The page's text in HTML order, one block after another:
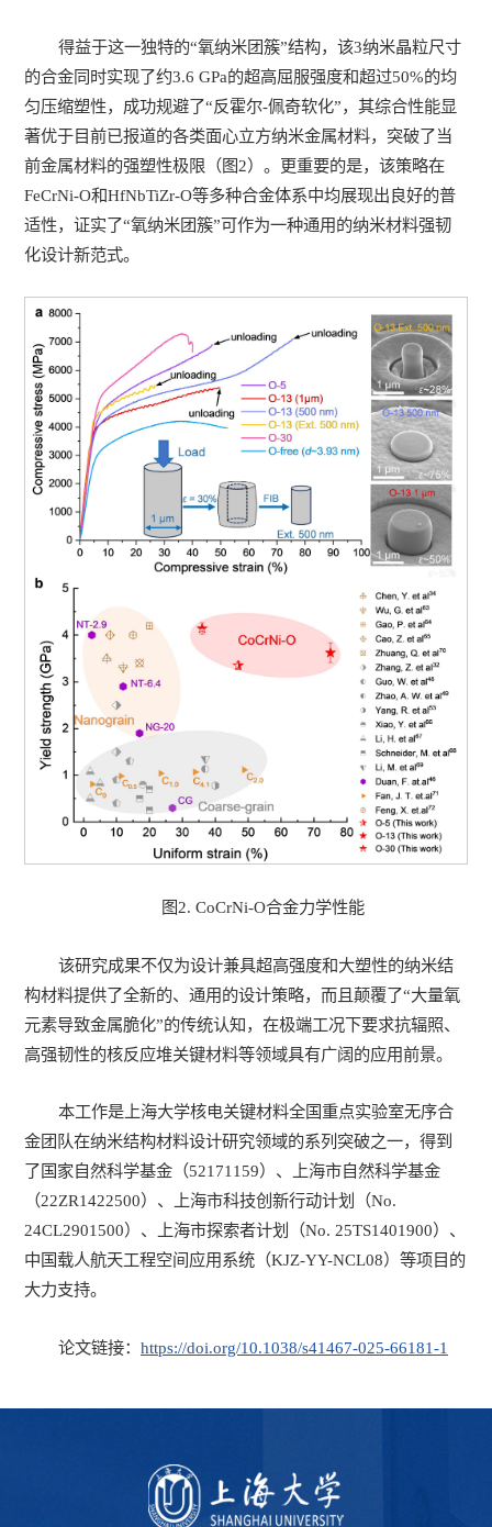
得益于这一独特的“氧纳米团簇”结构，该3纳米晶粒尺寸
的合金同时实现了约3.6 GPa的超高屈服强度和超过50%的均
匀压缩塑性，成功规避了“反霍尔-佩奇软化”，其综合性能显
著优于目前已报道的各类面心立方纳米金属材料，突破了当
前金属材料的强塑性极限（图2）。更重要的是，该策略在
FeCrNi-O和HfNbTiZr-O等多种合金体系中均展现出良好的普
适性，证实了“氧纳米团簇”可作为一种通用的纳米材料强韧
化设计新范式。
图2. CoCrNi-O合金力学性能
该研究成果不仅为设计兼具超高强度和大塑性的纳米结
构材料提供了全新的、通用的设计策略，而且颠覆了“大量氧
元素导致金属脆化”的传统认知，在极端工况下要求抗辐照、
高强韧性的核反应堆关键材料等领域具有广阔的应用前景。
本工作是上海大学核电关键材料全国重点实验室无序合
金团队在纳米结构材料设计研究领域的系列突破之一，得到
了国家自然科学基金（52171159）、上海市自然科学基金
（22ZR1422500）、上海市科技创新行动计划（No.
24CL2901500）、上海市探索者计划（No. 25TS1401900）、
中国载人航天工程空间应用系统（KJZ-YY-NCL08）等项目的
大力支持。
论文链接： https://doi.org/10.1038/s41467-025-66181-1